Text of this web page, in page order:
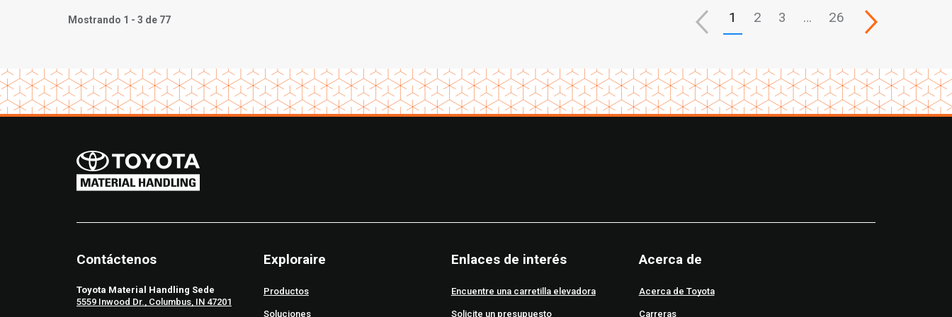
el huracán Ian
Mostrando 1 - 3 de 77 1 2 3 … 26
Contáctenos
Toyota Material Handling Sede
5559 Inwood Dr., Columbus, IN 47201
Exploraire
Productos
Soluciones
Enlaces de interés
Encuentre una carretilla elevadora
Solicite un presupuesto
Acerca de
Acerca de Toyota
Carreras